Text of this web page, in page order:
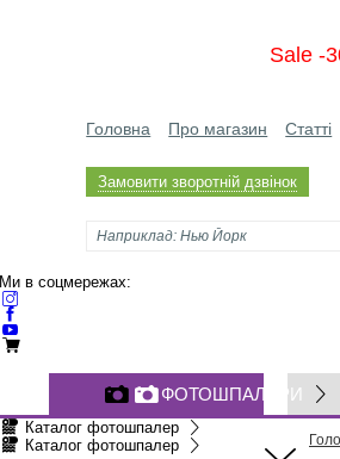
Sale -
Головна Про магазин Статті
Замовити зворотній дзвінок
Ми в соцмережах:
ФОТОШПАЛЕРИ
Каталог фотошпалер
Каталог фотошпалер